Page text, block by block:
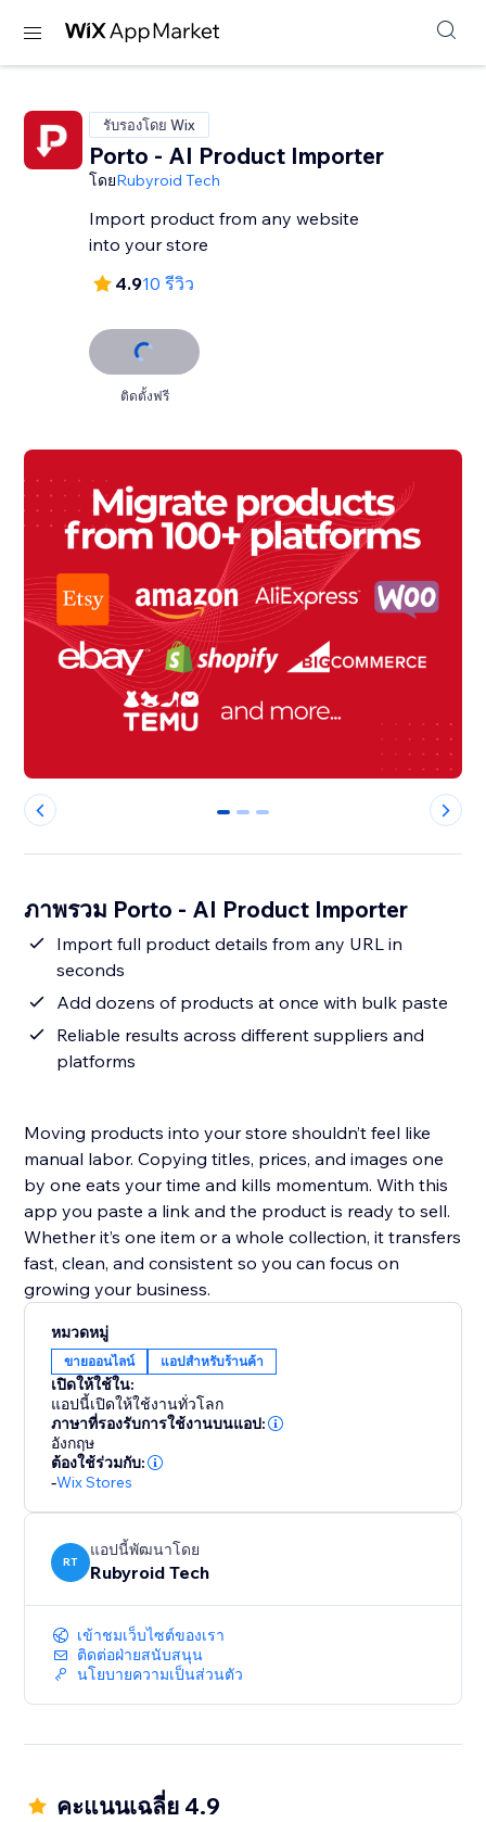
รับรองโดย Wix
Porto - AI Product Importer
โดยRubyroid Tech
Import product from any website
into your store
4.910 รีวิว
ติดตั้งฟรี
0 1 2
ภาพรวม Porto - AI Product Importer
Import full product details from any URL in
seconds
Add dozens of products at once with bulk paste
Reliable results across different suppliers and
platforms
Moving products into your store shouldn’t feel like
manual labor. Copying titles, prices, and images one
by one eats your time and kills momentum. With this
app you paste a link and the product is ready to sell.
Whether it’s one item or a whole collection, it transfers
fast, clean, and consistent so you can focus on
growing your business.
หมวดหมู่
ขายออนไลน์ แอปสำหรับร้านค้า
เปิดให้ใช้ใน:
แอปนี้เปิดให้ใช้งานทั่วโลก
ภาษาที่รองรับการใช้งานบนแอป:
อังกฤษ
ต้องใช้ร่วมกับ:
-Wix Stores
RT
แอปนี้พัฒนาโดย
Rubyroid Tech
เข้าชมเว็บไซต์ของเรา
ติดต่อฝ่ายสนับสนุน
นโยบายความเป็นส่วนตัว
คะแนนเฉลี่ย 4.9